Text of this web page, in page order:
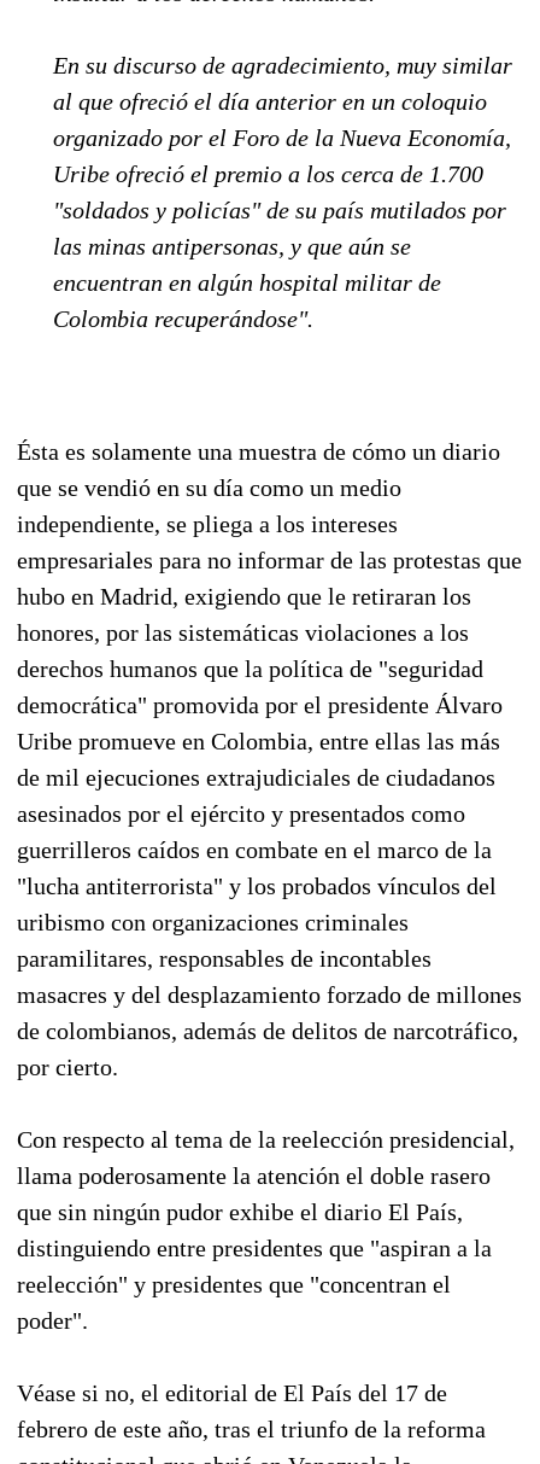
En su discurso de agradecimiento, muy similar
al que ofreció el día anterior en un coloquio
organizado por el Foro de la Nueva Economía,
Uribe ofreció el premio a los cerca de 1.700
"soldados y policías" de su país mutilados por
las minas antipersonas, y que aún se
encuentran en algún hospital militar de
Colombia recuperándose".
Ésta es solamente una muestra de cómo un diario
que se vendió en su día como un medio
independiente, se pliega a los intereses
empresariales para no informar de las protestas que
hubo en Madrid, exigiendo que le retiraran los
honores, por las sistemáticas violaciones a los
derechos humanos que la política de "seguridad
democrática" promovida por el presidente Álvaro
Uribe promueve en Colombia, entre ellas las más
de mil ejecuciones extrajudiciales de ciudadanos
asesinados por el ejército y presentados como
guerrilleros caídos en combate en el marco de la
"lucha antiterrorista" y los probados vínculos del
uribismo con organizaciones criminales
paramilitares, responsables de incontables
masacres y del desplazamiento forzado de millones
de colombianos, además de delitos de narcotráfico,
por cierto.
Con respecto al tema de la reelección presidencial,
llama poderosamente la atención el doble rasero
que sin ningún pudor exhibe el diario El País,
distinguiendo entre presidentes que "aspiran a la
reelección" y presidentes que "concentran el
poder".
Véase si no, el editorial de El País del 17 de
febrero de este año, tras el triunfo de la reforma